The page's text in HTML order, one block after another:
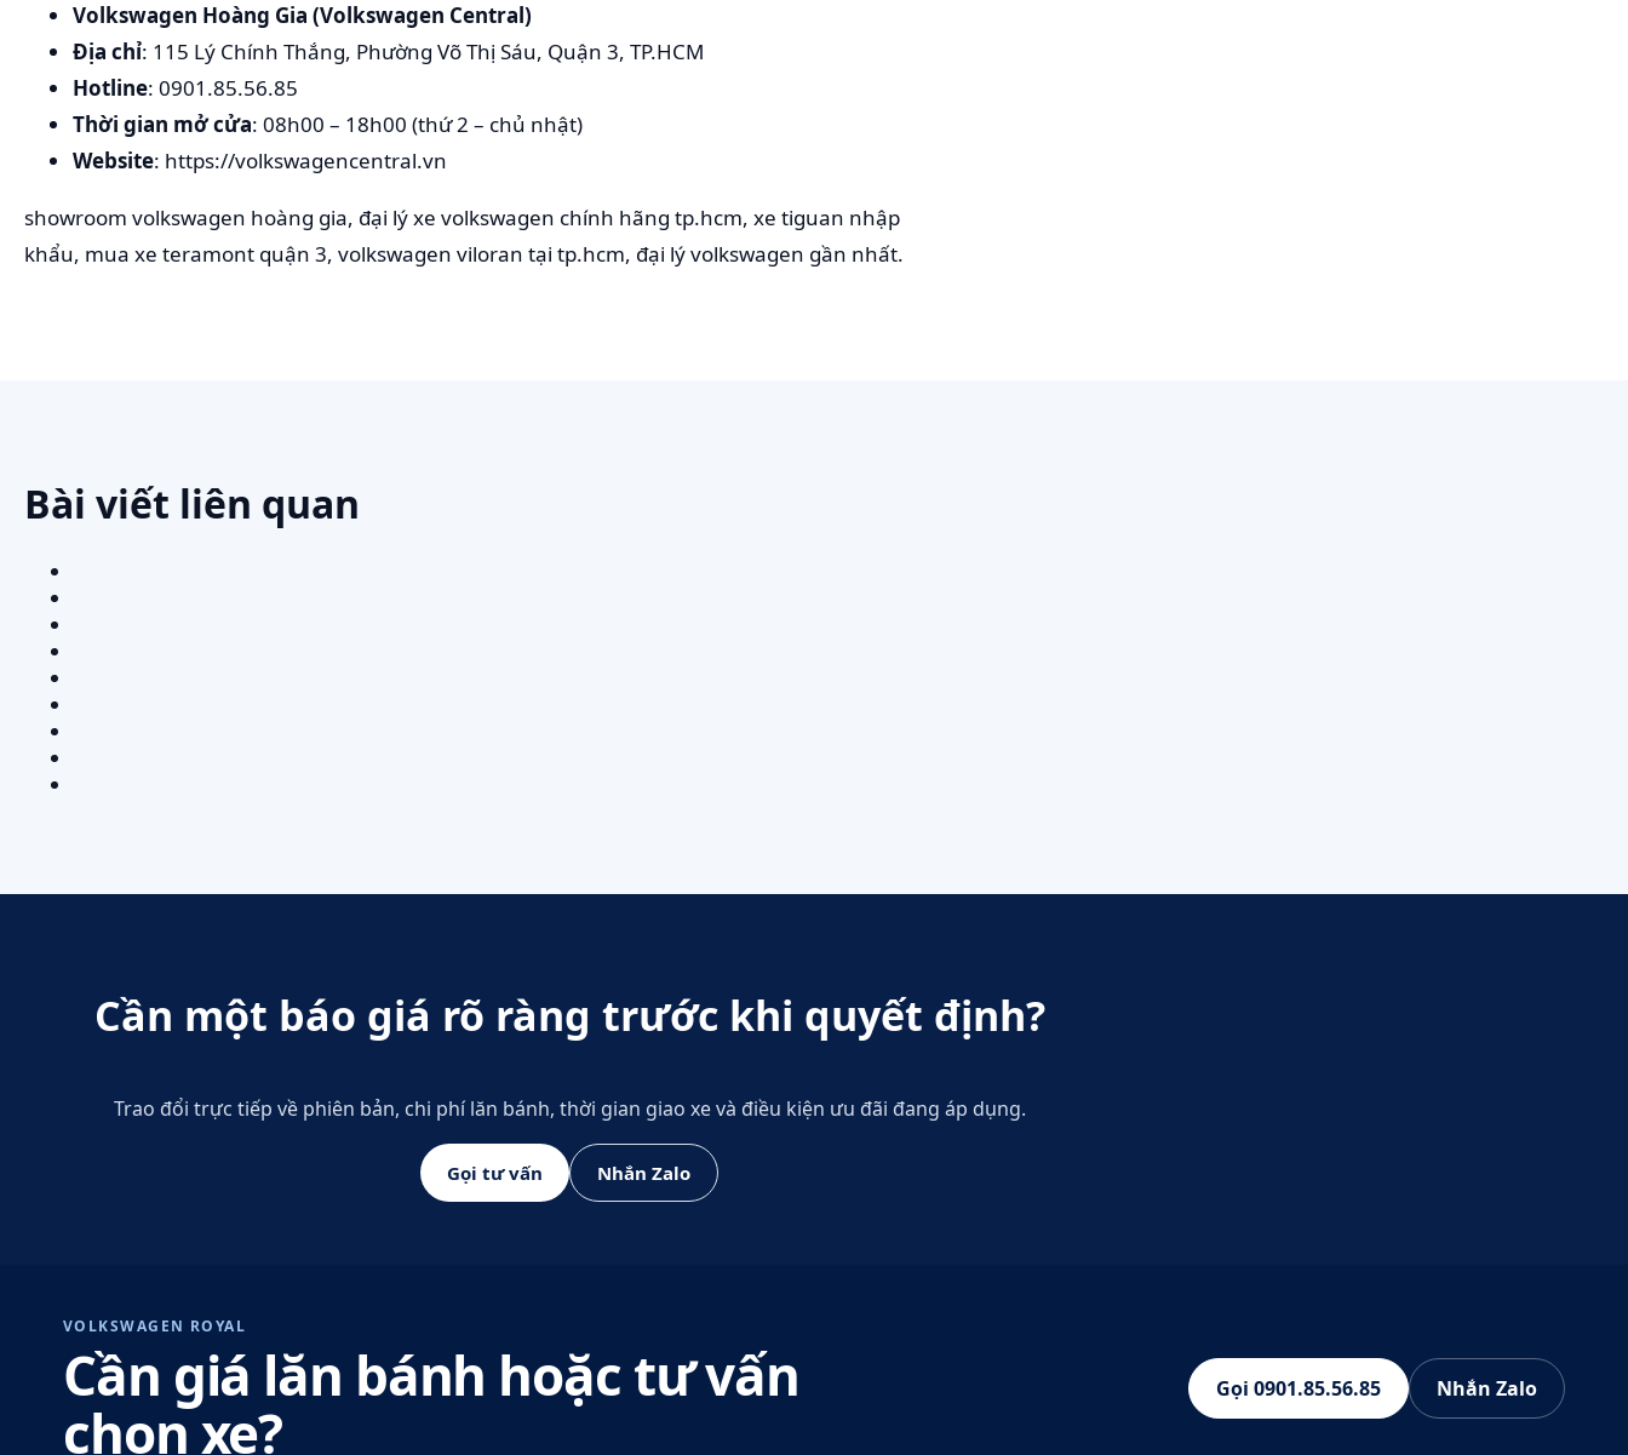
Volkswagen Hoàng Gia (Volkswagen Central)
Địa chỉ: 115 Lý Chính Thắng, Phường Võ Thị Sáu, Quận 3, TP.HCM
Hotline: 0901.85.56.85
Thời gian mở cửa: 08h00 – 18h00 (thứ 2 – chủ nhật)
Website: https://volkswagencentral.vn
showroom volkswagen hoàng gia, đại lý xe volkswagen chính hãng tp.hcm, xe tiguan nhập
khẩu, mua xe teramont quận 3, volkswagen viloran tại tp.hcm, đại lý volkswagen gần nhất.
Bài viết liên quan
Cần một báo giá rõ ràng trước khi quyết định?
Trao đổi trực tiếp về phiên bản, chi phí lăn bánh, thời gian giao xe và điều kiện ưu đãi đang áp dụng.
Gọi tư vấn Nhắn Zalo
VOLKSWAGEN ROYAL
Cần giá lăn bánh hoặc tư vấn
chọn xe?
Gọi 0901.85.56.85 Nhắn Zalo